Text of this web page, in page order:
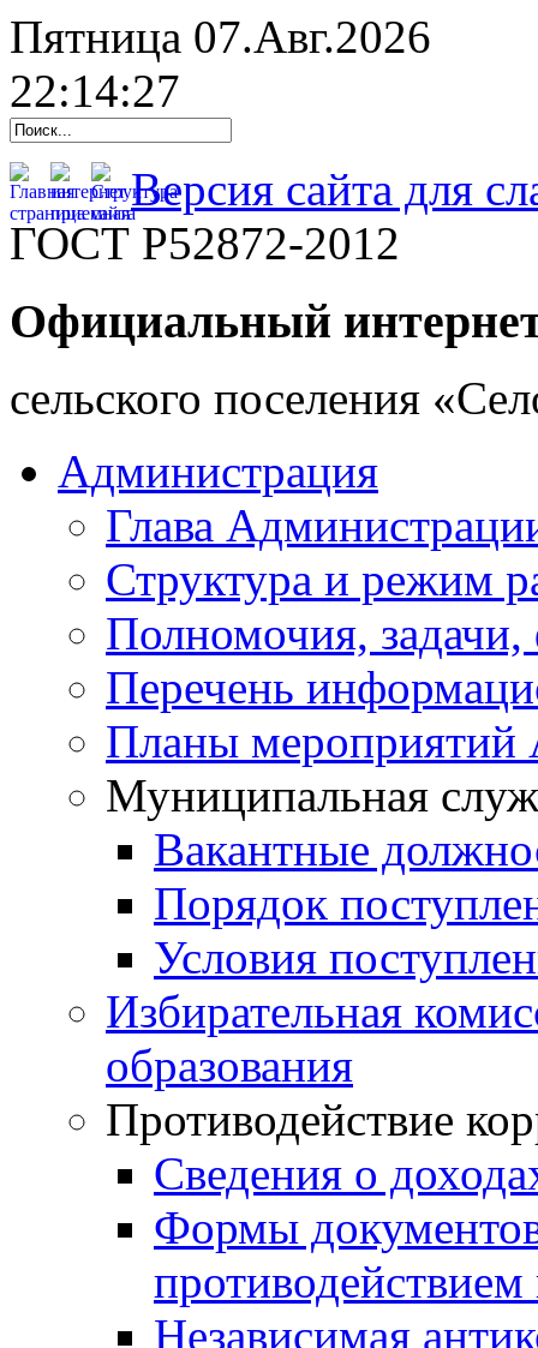
Пятница 07.Авг.2026
22:14:28
Версия сайта для
ГОСТ Р52872-2012
Официальный
cельского поселения
Администрация
Глава
Структура и режим
Полномочия,
Перечень
Планы мероприятий
Муниципальная
Вакантные
Порядок
Условия
Избирательная
образования
Противодействие
Сведения о
Формы
Независимая